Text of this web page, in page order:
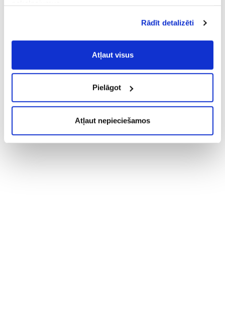
Vispārīgiem vietnes lietošanas
noteikumiem(saīsināti - VVLN).
Rādīt detalizēti
Atļaut visus
Pielāgot
Atļaut nepieciešamos